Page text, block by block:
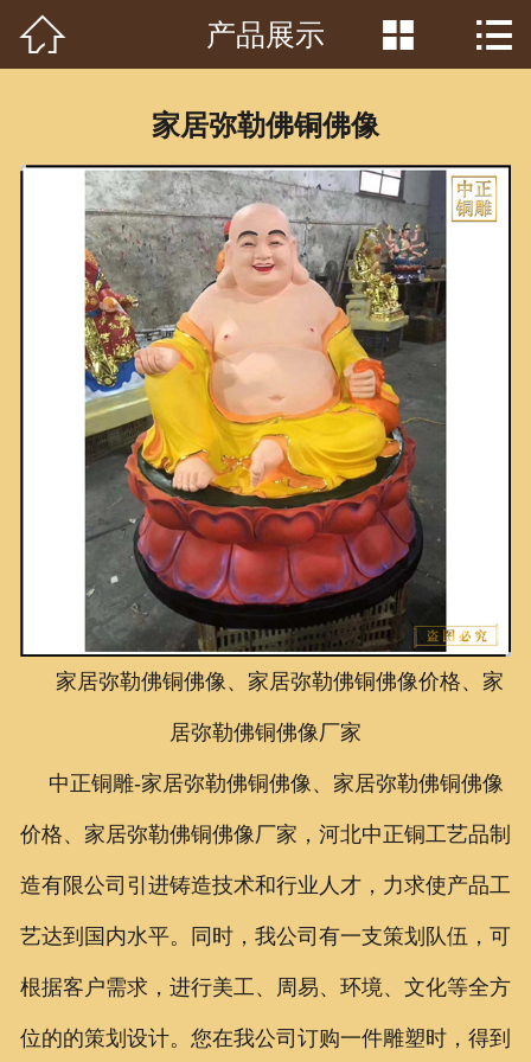
首页
产品中心
客户见证
常识问答
新闻资讯
荣誉资质
泥塑鉴赏
联系我们
 产品展示  
家居弥勒佛铜佛像
家居弥勒佛铜佛像、家居弥勒佛铜佛像价格、家
居弥勒佛铜佛像厂家
中正铜雕-家居弥勒佛铜佛像、 家居弥勒佛铜佛像
价格、 家居弥勒佛铜佛像厂家 ，河北中正铜工艺品制
造有限公司引进铸造技术和行业人才，力求使产品工
艺达到国内水平。同时，我公司有一支策划队伍，可
根据客户需求，进行美工、周易、环境、文化等全方
位的的策划设计。您在我公司订购一件雕塑时，得到